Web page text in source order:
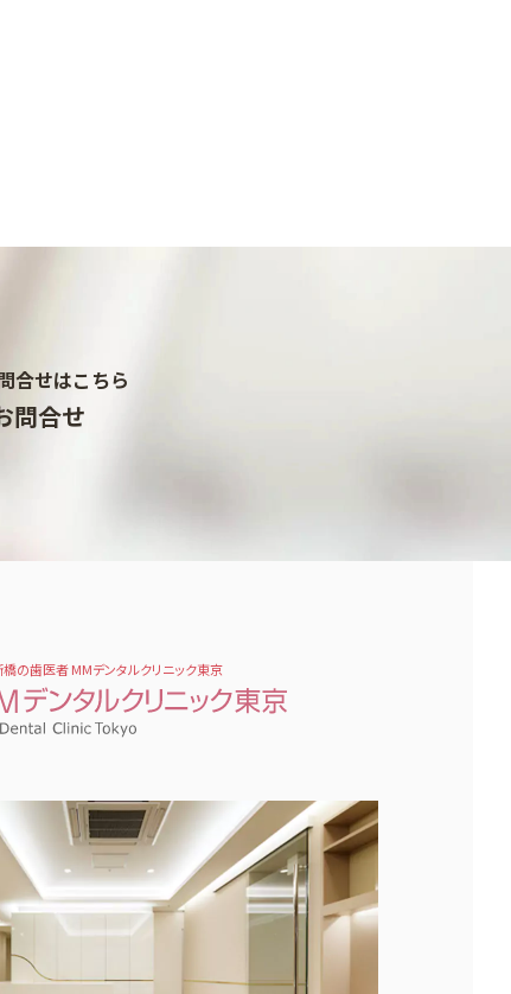
合せはこちら
問合せ
の歯医者 MMデンタルクリニック東京